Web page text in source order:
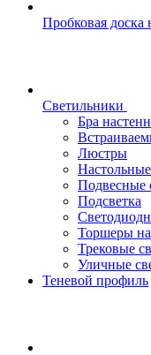
Пробковая доска
Светильники
Бра
Люстры
Подвесные
Подсветка
Торшеры
Трековые
Уличные
Теневой профиль